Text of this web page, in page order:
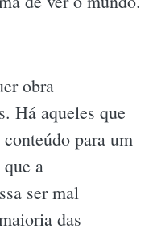
obra
Há aqueles que
para um
a
ser mal
das